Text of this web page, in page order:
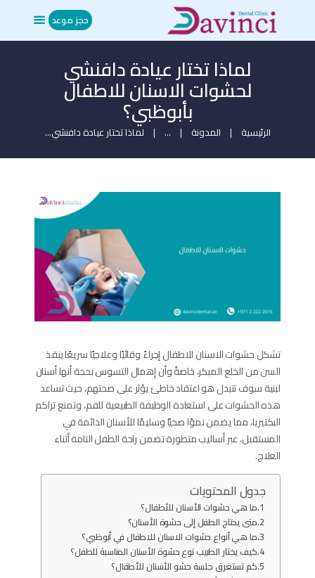
حجز موعد
لماذا تختار عيادة دافنشي
لحشوات الاسنان للاطفال
بأبوظبي؟
الرئيسية المدونة ... لماذا تختار عيادة دافنشي...
الرئيسية
من نحن
المدونة
حجز موعد
تشكل حشوات الاسنان للاطفال إجراءً وقائيًا وعلاجيًا سريعًا ينقذ
السن من الخلع المبكر، خاصةً وأن إهمال التسوس بحجة أنها أسنان
لبنية سوف تتبدل هو اعتقاد خاطئ يؤثر على صحتهم، حيث تساعد
هذه الحشوات على استعادة الوظيفة الطبيعية للفم، وتمنع تراكم
البكتيريا، مما يضمن نموًا صحيًا وسليمًا للأسنان الدائمة في
المستقبل، عبر أساليب متطورة تضمن راحة الطفل التامة أثناء
العلاج.
جدول المحتويات
ما هي حشوات الأسنان للأطفال؟
متى يحتاج الطفل إلى حشوة الأسنان؟
ما هي أنواع حشوات الاسنان للاطفال في أبوظبي؟
كيف يختار الطبيب نوع حشوة الأسنان المناسبة للطفل؟
كم تستغرق جلسة حشو الأسنان للأطفال؟